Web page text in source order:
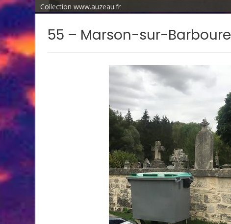
Collection www.auzeau.fr
55 – Marson-sur-Barboure